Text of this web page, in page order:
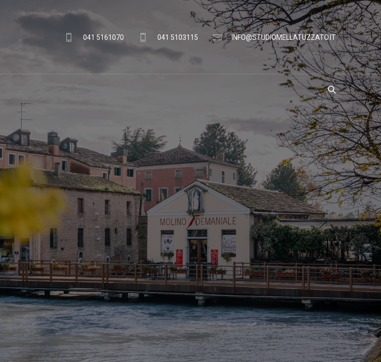
041 5161070 041 5103115 INFO@STUDIOMELLATUZZATO.IT